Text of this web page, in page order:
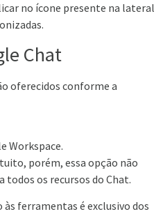
no ícone presente na lateral
Chat
oferecidos conforme a
Workspace.
porém, essa opção não
os recursos do Chat.
ferramentas é exclusivo dos